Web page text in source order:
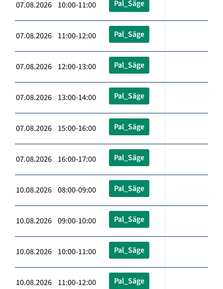
07.08.2026 10:00-11:00 Pal_Säge
07.08.2026 11:00-12:00 Pal_Säge
07.08.2026 12:00-13:00 Pal_Säge
07.08.2026 13:00-14:00 Pal_Säge
07.08.2026 15:00-16:00 Pal_Säge
07.08.2026 16:00-17:00 Pal_Säge
10.08.2026 08:00-09:00 Pal_Säge
10.08.2026 09:00-10:00 Pal_Säge
10.08.2026 10:00-11:00 Pal_Säge
10.08.2026 11:00-12:00 Pal_Säge